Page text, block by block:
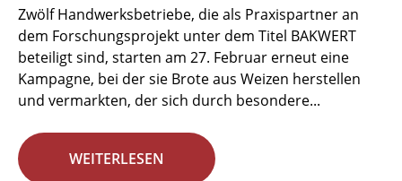
Zwölf Handwerksbetriebe, die als Praxispartner an
dem Forschungsprojekt unter dem Titel BAKWERT
beteiligt sind, starten am 27. Februar erneut eine
Kampagne, bei der sie Brote aus Weizen herstellen
und vermarkten, der sich durch besondere...
WEITERLESEN